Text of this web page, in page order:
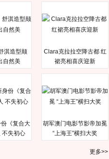
淇造型颠
自然美
Clara克拉拉空降古都 红
裙亮相喜庆迎新
《复合大
不失初心
胡军澳门电影节影帝加冕
“上海王”横扫大奖
更多>>